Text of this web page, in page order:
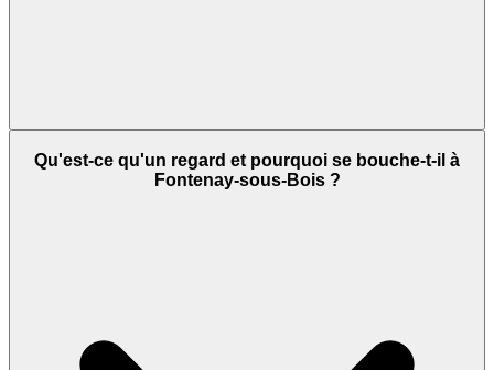
Qu'est-ce qu'un regard et pourquoi se bouche-t-il à
Fontenay-sous-Bois ?